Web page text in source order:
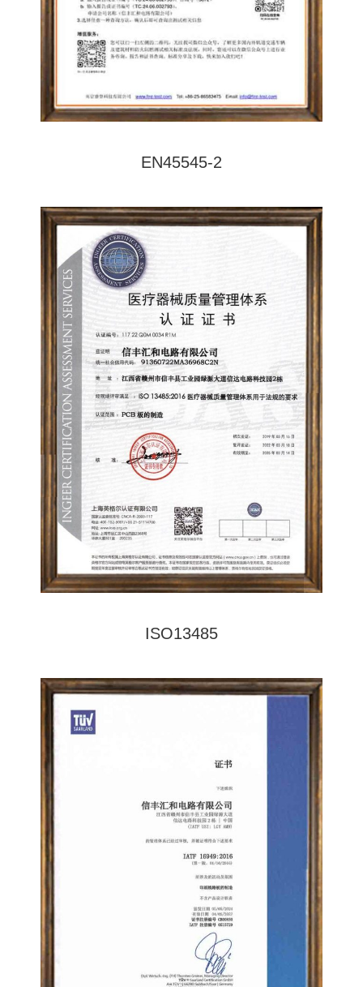
EN45545-2
ISO13485